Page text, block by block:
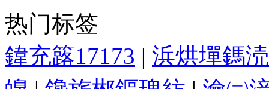
热门标签
鍏充簬17173 | 浜烘墠鎷